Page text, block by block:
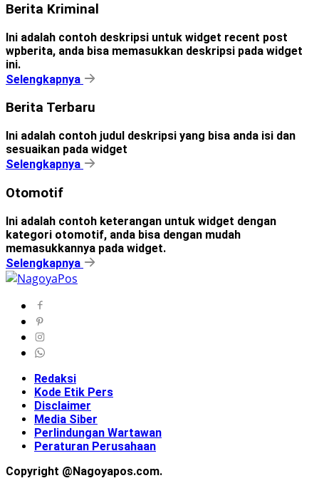
Berita Kriminal
Ini adalah contoh deskripsi untuk widget recent post
wpberita, anda bisa memasukkan deskripsi pada widget
ini.
Selengkapnya
Berita Terbaru
Ini adalah contoh judul deskripsi yang bisa anda isi dan
sesuaikan pada widget
Selengkapnya
Otomotif
Ini adalah contoh keterangan untuk widget dengan
kategori otomotif, anda bisa dengan mudah
memasukkannya pada widget.
Selengkapnya
Redaksi
Kode Etik Pers
Disclaimer
Media Siber
Perlindungan Wartawan
Peraturan Perusahaan
Copyright @Nagoyapos.com.